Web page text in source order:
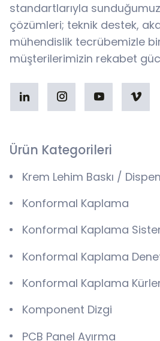
standartlarıyla
çözümleri; teknik destek,
mühendislik tecrübemizle
müşterilerimizin rekabet
Ürün Kategorileri
Krem Lehim Baskı /
Konformal Kaplama
Konformal Kaplama
Konformal Kaplama
Konformal Kaplama
Komponent Dizgi
PCB Panel Ayırma